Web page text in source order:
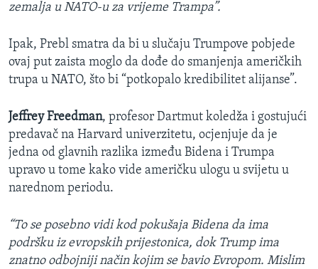
zemalja u NATO-u za vrijeme Trampa”.
Ipak, Prebl smatra da bi u slučaju Trumpove pobjede
ovaj put zaista moglo da dođe do smanjenja američkih
trupa u NATO, što bi “potkopalo kredibilitet alijanse”.
Jeffrey Freedman, profesor Dartmut koledža i gostujući
predavač na Harvard univerzitetu, ocjenjuje da je
jedna od glavnih razlika između Bidena i Trumpa
upravo u tome kako vide američku ulogu u svijetu u
narednom periodu.
“To se posebno vidi kod pokušaja Bidena da ima
podršku iz evropskih prijestonica, dok Trump ima
znatno odbojniji način kojim se bavio Evropom. Mislim